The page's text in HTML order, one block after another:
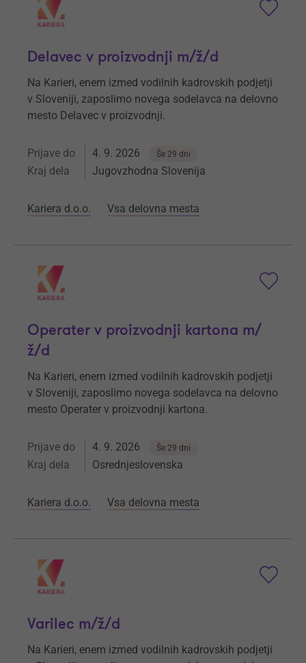
Delavec v proizvodnji m/ž/d
Na Karieri, enem izmed vodilnih kadrovskih podjetji
v Sloveniji, zaposlimo novega sodelavca na delovno
mesto Delavec v proizvodnji.
Prijave do 4. 9. 2026 Še 29 dni
Kraj dela Jugovzhodna Slovenija
Kariera d.o.o. Vsa delovna mesta
Operater v proizvodnji kartona m/
ž/d
Na Karieri, enem izmed vodilnih kadrovskih podjetji
v Sloveniji, zaposlimo novega sodelavca na delovno
mesto Operater v proizvodnji kartona.
Prijave do 4. 9. 2026 Še 29 dni
Kraj dela Osrednjeslovenska
Kariera d.o.o. Vsa delovna mesta
Varilec m/ž/d
Na Karieri, enem izmed vodilnih kadrovskih podjetji